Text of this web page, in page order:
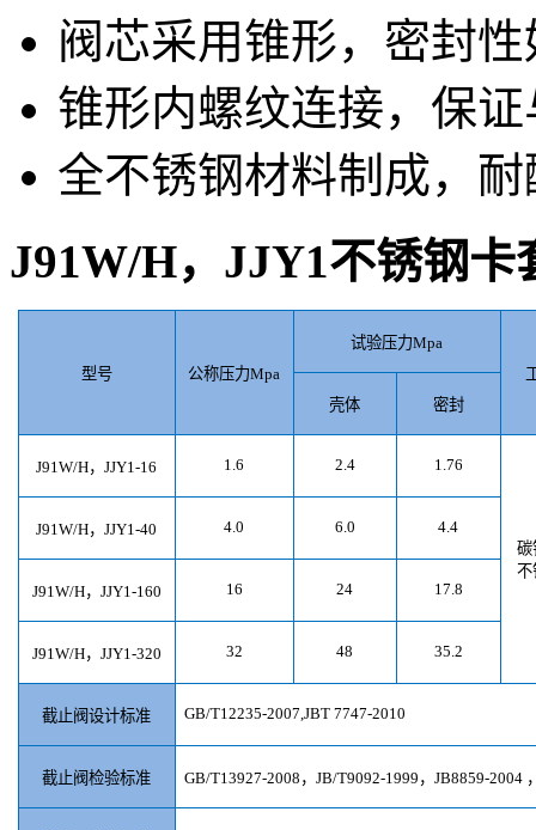
阀芯采用锥形，密封
锥形内螺纹连接，保
全不锈钢材料制成，
J91W/H， JJY1不锈钢卡
型号 公称压力Mpa
试验压力Mpa
壳体
密封
J91W/H，JJY1-16 1.6 2.4 1.76
碳
不
J91W/H，JJY1-40 4.0 6.0 4.4
J91W/H， JJY1-160 16 24 17.8
J91W/H， JJY1-320 32 48 35.2
截止阀设计标准 GB/T12235-2007,JBT 7747-2010
截止阀检验标准 GB/T13927-2008 ， JB/T9092-1999 ， JB8859-2004